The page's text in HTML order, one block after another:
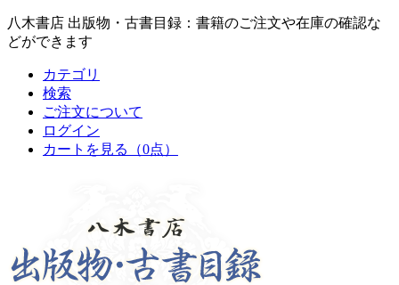
八木書店 出版物・古書目録：書籍のご注文や在庫の確認な
どができます
カテゴリ
検索
ご注文について
ログイン
カートを見る
（0点）